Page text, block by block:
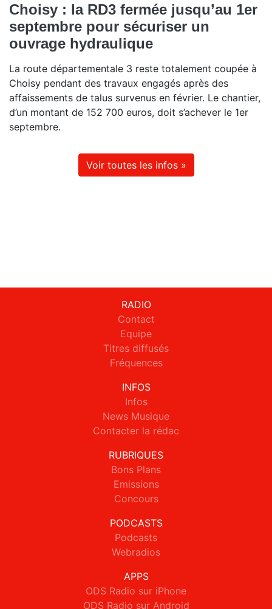
Choisy : la RD3 fermée jusqu’au 1er
septembre pour sécuriser un
ouvrage hydraulique
La route départementale 3 reste totalement coupée à
Choisy pendant des travaux engagés après des
affaissements de talus survenus en février. Le chantier,
d’un montant de 152 700 euros, doit s’achever le 1er
septembre.
Voir toutes les infos »
RADIO
Contact
Equipe
Titres diffusés
Fréquences
INFOS
Infos
News Musique
Contacter la rédac
RUBRIQUES
Bons Plans
Emissions
Concours
PODCASTS
Podcasts
Webradios
APPS
ODS Radio sur iPhone
ODS Radio sur Android